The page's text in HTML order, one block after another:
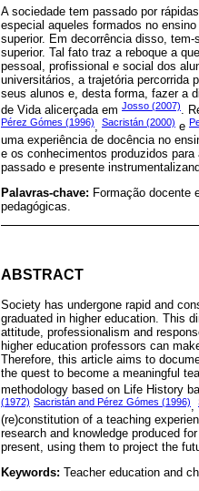
A sociedade tem passado por
especial aqueles formados no
superior. Em decorrência disso,
superior. Tal fato traz a reboque a
pessoal, profissional e social dos
universitários, a trajetória percorrida
seus alunos e, desta forma, fazer a
de Vida alicerçada em Josso (2007).
Pérez Gómes (1996), Sacristán (2000) e
uma experiência de docência no
e os conhecimentos produzidos
passado e presente
Palavras-chave: Formação docente
pedagógicas.
ABSTRACT
Society has undergone rapid and
graduated in higher education. This
attitude, professionalism and
higher education professors can
Therefore, this article aims to
the quest to become a meaningful
methodology based on Life History
(1972) Sacristán and Pérez Gómes (1996),
(re)constitution of a teaching
research and knowledge produced
present, using them to project the
Keywords: Teacher education and